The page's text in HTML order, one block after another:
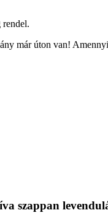
rendel.
már úton van!
szappan